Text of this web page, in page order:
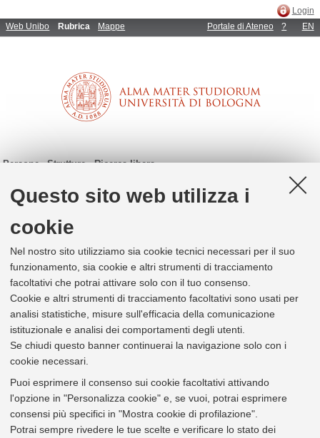
Questo sito web utilizza i
cookie
Nel nostro sito utilizziamo sia cookie tecnici necessari per il suo
funzionamento, sia cookie e altri strumenti di tracciamento
facoltativi che potrai attivare solo con il tuo consenso.
Cookie e altri strumenti di tracciamento facoltativi sono usati per
analisi statistiche, misure sull'efficacia della comunicazione
istituzionale e analisi dei comportamenti degli utenti.
Se chiudi questo banner continuerai la navigazione solo con i
cookie necessari.
Puoi esprimere il consenso sui cookie facoltativi attivando
l'opzione in "Personalizza cookie" e, se vuoi, potrai esprimere
consensi più specifici in "Mostra cookie di profilazione".
Potrai sempre rivedere le tue scelte e verificare lo stato dei
Web Unibo Rubrica Mappe
Login
Portale di Ateneo
? EN
Persone Strutture Ricerca libera
Persone (p.e. Mario Archeologia; Rossi Apos; m.rossi@unibo.it)
© 2026 - Università di Bologna -Privacy|Impostazioni Cookie